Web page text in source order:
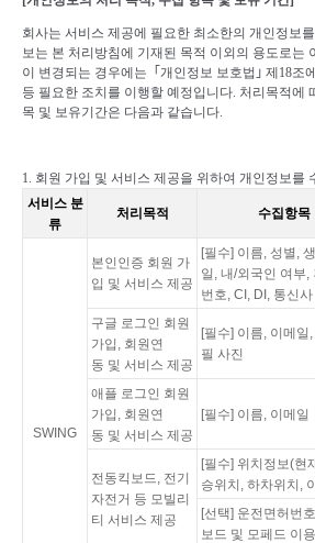
회사는 서비스 제공에 필요한 최소한의 개인정보
보는 본 처리방침에 기재된 목적 이외의 용도로는
이 변경되는 경우에는 ｢ 개인정보 보호법 ｣ 제 18조
등 필요한 조치를 이행할 예정입니다. 처리목적에
목 및 보유기간은 다음과 같습니다.
1. 회원 가입 및 서비스 제공을 위하여 개인정보를
서비스 분
류
처리목적 수집항목
SWING
본인인증 회원 가
입 및 서비스 제공
[필수] 이름, 성별,
일, 내/외국인 여부,
번호, CI, DI, 통신사
구글 로그인 회원
가입, 회원연
동 및 서비스 제공
[필수] 이름, 이메일
필 사진
애플 로그인 회원
가입, 회원연
동 및 서비스 제공
[필수] 이름, 이메일
전동킥보드, 전기
자전거 등 모빌리
티 서비스 제공
[필수] 위치정보(현
승위치, 하차위치,
[선택] 운전면허번
보드 및 모페드 이